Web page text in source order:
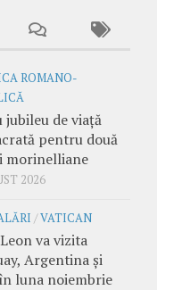
ROMANO-
jubileu de viață
pentru două
morinelliane
2026
/VATICAN
va vizita
Argentina și
luna noiembrie